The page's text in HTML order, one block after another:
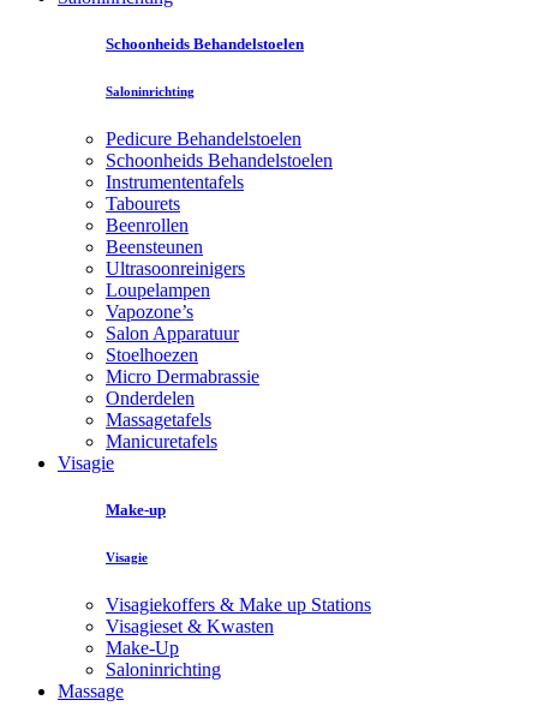
Schoonheids Behandelstoelen
Saloninrichting
Pedicure Behandelstoelen
Schoonheids Behandelstoelen
Instrumententafels
Tabourets
Beenrollen
Beensteunen
Ultrasoonreinigers
Loupelampen
Vapozone’s
Salon Apparatuur
Stoelhoezen
Micro Dermabrassie
Onderdelen
Massagetafels
Manicuretafels
Visagie
Make-up
Visagie
Visagiekoffers & Make up Stations
Visagieset & Kwasten
Make-Up
Saloninrichting
Massage